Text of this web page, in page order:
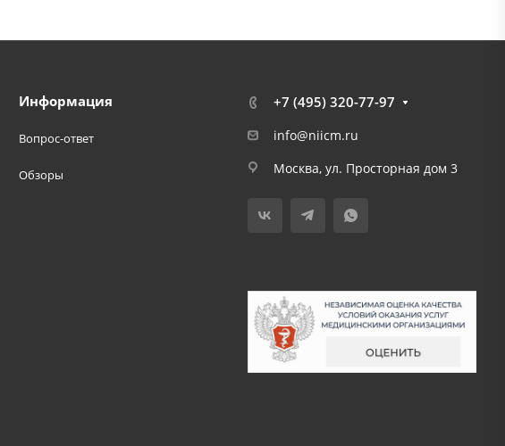
Информация
Вопрос-ответ
Обзоры
+7 (495) 320-77-97
info@niicm.ru
Москва, ул. Просторная дом 3